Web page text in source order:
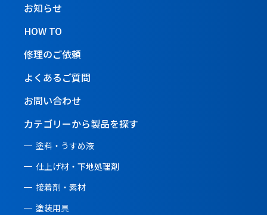
お知らせ
HOW TO
修理のご依頼
よくあるご質問
お問い合わせ
カテゴリーから製品を探す
塗料・うすめ液
仕上げ材・下地処理剤
接着剤・素材
塗装用具